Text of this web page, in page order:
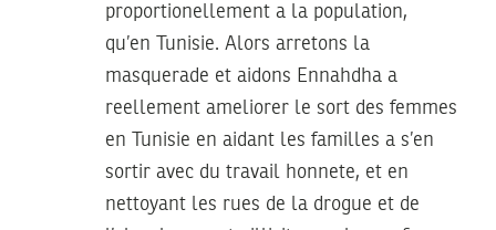
proportionellement a la population,
qu’en Tunisie. Alors arretons la
masquerade et aidons Ennahdha a
reellement ameliorer le sort des femmes
en Tunisie en aidant les familles a s’en
sortir avec du travail honnete, et en
nettoyant les rues de la drogue et de